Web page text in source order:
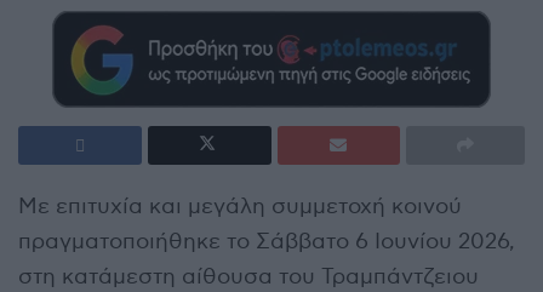
Με επιτυχία και μεγάλη συμμετοχή κοινού
πραγματοποιήθηκε το Σάββατο 6 Ιουνίου 2026,
στη κατάμεστη αίθουσα του Τραμπάντζειου